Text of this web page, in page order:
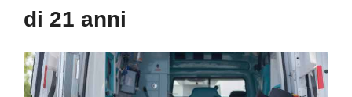
di 21 anni